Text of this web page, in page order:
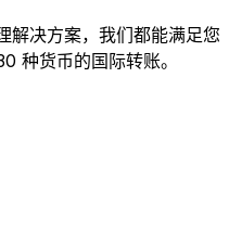
解决方案，我们都能满足您
种货币的国际转账。